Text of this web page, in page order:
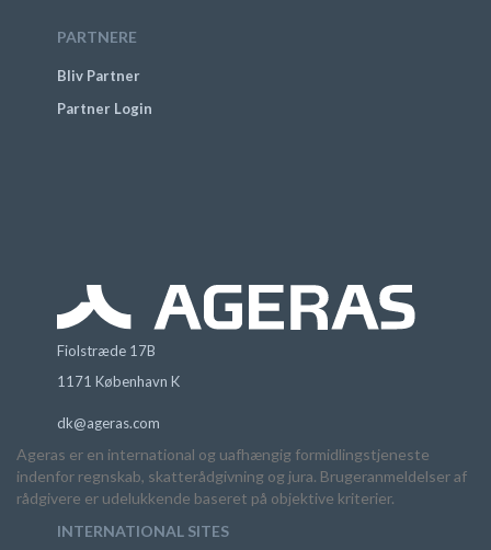
PARTNERE
Bliv Partner
Partner Login
Fiolstræde 17B
1171 København K
dk@ageras.com
Ageras er en international og uafhængig formidlingstjeneste
indenfor regnskab, skatterådgivning og jura. Brugeranmeldelser af
rådgivere er udelukkende baseret på objektive kriterier.
INTERNATIONAL SITES